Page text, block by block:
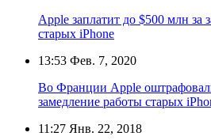
Apple заплатит до $500 млн за
старых iPhone
13:53 Фев. 7, 2020
Во Франции Apple
замедление работы старых
11:27 Янв. 22, 2018